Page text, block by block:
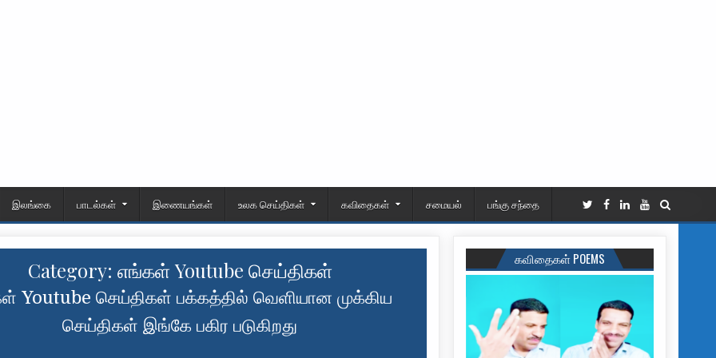
இலங்கை பாடல்கள் இணையங்கள் உலக செய்திகள் கவிதைகள் சமையல் பங்கு சந்தை
Category: எங்கள் Youtube செய்திகள்
Youtube செய்திகள் பக்கத்தில் வெளியான முக்கிய
செய்திகள் இங்கே பகிர படுகிறது
கவிதைகள் POEMS